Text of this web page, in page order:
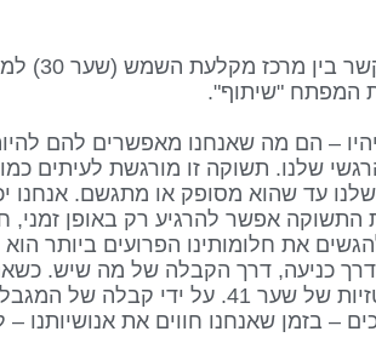
– הם מה שאנחנו מאפשרים להם
שלנו. תשוקה זו מורגשת לעיתים
עד שהוא מסופק או מתגשם. אנחנו
התשוקה אפשר להרגיע רק באופן זמני,
את חלומותינו הפרועים ביותר
דרך כניעה, דרך הקבלה של מה שיש.
לא צריכים לחשוש מהגורל או להרגיש לחוצים לרדוף אחרי הפנטזיות
– בזמן שאנחנו חווים את